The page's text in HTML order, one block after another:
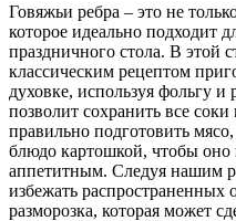
Говяжьи ребра – это не
которое идеально подходит
праздничного стола. В этой
классическим рецептом
духовке, используя фольгу и
позволит сохранить все
правильно подготовить
блюдо картошкой, чтобы
аппетитным. Следуя нашим
избежать распространенных
разморозка, которая может